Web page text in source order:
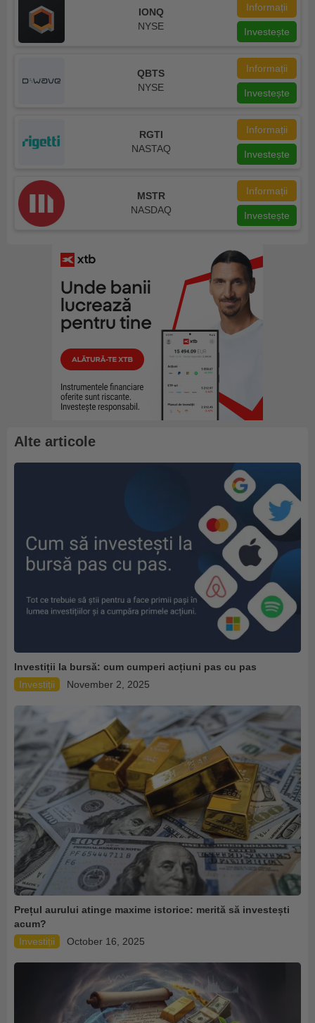
IONQ
NYSE
Informații
Investește
QBTS
NYSE
Informații
Investește
RGTI
NASTAQ
Informații
Investește
MSTR
NASDAQ
Informații
Investește
Alte articole
Investiții la bursă: cum cumperi acțiuni pas cu pas
Investiții
November 2, 2025
Prețul aurului atinge maxime istorice: merită să investești
acum?
Investiții
October 16, 2025